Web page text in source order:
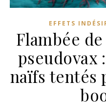
EFFETS
Flambée
pseudovax
naïfs tentés